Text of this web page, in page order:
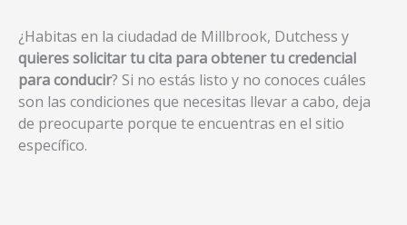
¿Habitas en la ciudadad de Millbrook, Dutchess y
quieres solicitar tu cita para obtener tu credencial
para conducir? Si no estás listo y no conoces cuáles
son las condiciones que necesitas llevar a cabo, deja
de preocuparte porque te encuentras en el sitio
específico.